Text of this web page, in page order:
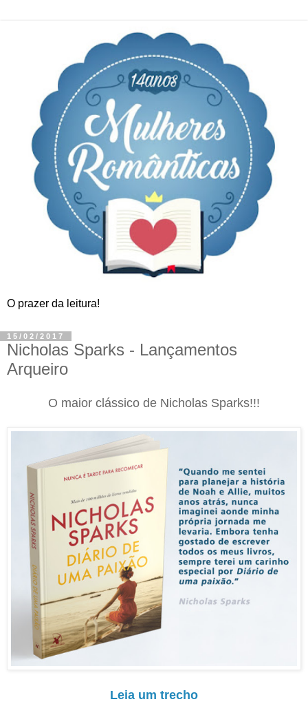
O prazer da leitura!
15/02/2017
Nicholas Sparks - Lançamentos
Arqueiro
O maior clássico de Nicholas Sparks!!!
Leia um trecho